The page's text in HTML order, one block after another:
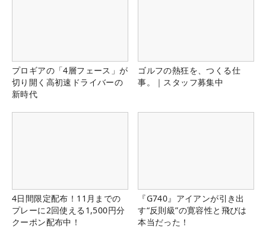
プロギアの「4層フェース」が
切り開く高初速ドライバーの
新時代
ゴルフの熱狂を、つくる仕
事。｜スタッフ募集中
4日間限定配布！11月までの
プレーに2回使える1,500円分
クーポン配布中！
『G740』アイアンが引き出
す“反則級”の寛容性と飛びは
本当だった！